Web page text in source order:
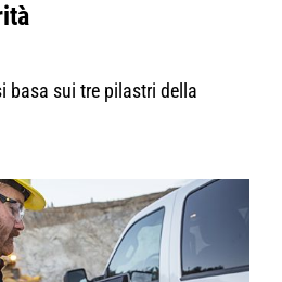
basa sui tre pilastri della